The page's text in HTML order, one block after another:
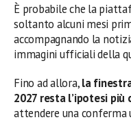
È probabile che la
soltanto alcuni mesi
accompagnando la
immagini ufficiali della
Fino ad allora,la
2027 resta l’ipotesi più
attendere una